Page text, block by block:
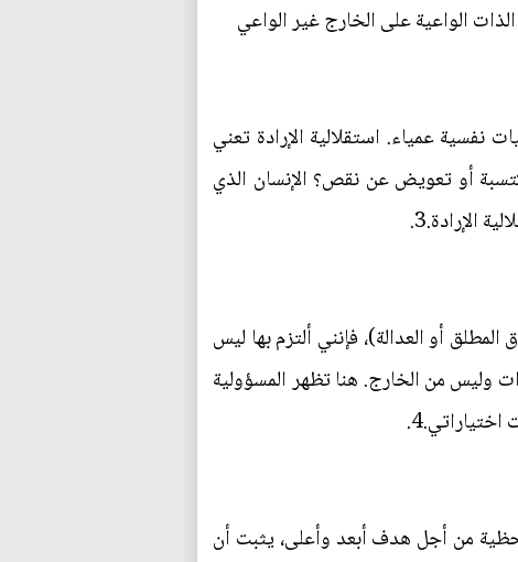
الواعية على الخارج غير الواعي
نفسية عمياء. استقلالية الإرادة تعني
أو تعويض عن نقص؟ الإنسان الذي
الإرادة.3.
أو العدالة)، فإنني ألتزم بها ليس
وليس من الخارج. هنا تظهر المسؤولية
من أجل هدف أبعد وأعلى، يثبت أن